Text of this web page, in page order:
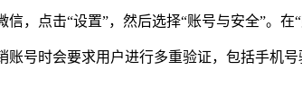
，点击“设置”，然后选择“账号与安全”。
账号时会要求用户进行多重验证，包括手机